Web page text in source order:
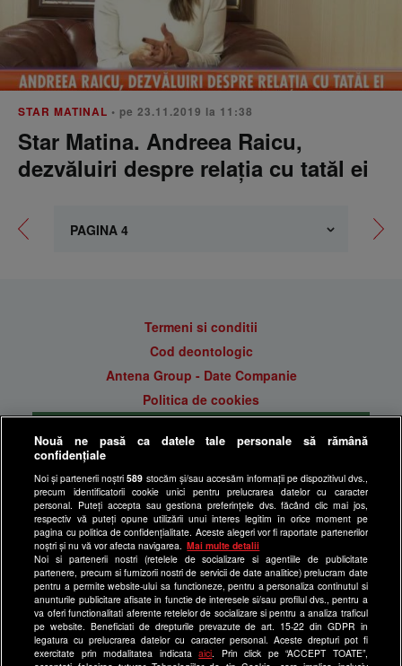
STAR MATINAL • pe 23.11.2019 la 11:38
Star Matina. Andreea Raicu,
dezvăluiri despre relația cu tatăl ei
Termeni si conditii
Cod deontologic
Antena Group - Date Companie
Politica de cookies
Politica de confidentialitate
Anunturi gratuite pe Lajumate.ro
Ultimele Stiri
Program Happy Channel
Echipa editorială
Site-uri Antena Group
a1.ro
antenastars.ro
as.ro
Nouă ne pasă ca datele tale personale să rămână
confidențiale
Noi și partenerii noștri589 stocăm și/sau accesăm informații pe dispozitivul dvs.,
precum identificatorii cookie unici pentru prelucrarea datelor cu caracter
personal. Puteți accepta sau gestiona preferințele dvs. făcând clic mai jos,
respectiv vă puteți opune utilizării unui interes legitim în orice moment pe
pagina cu politica de confidențialitate. Aceste alegeri vor fi raportate partenerilor
noștri și nu vă vor afecta navigarea.
Mai multe detalii
Noi si partenerii nostri (retelele de socializare si agentiile de publicitate
partenere, precum si furnizorii nostri de servicii de date analitice) prelucram date
pentru a permite website-ului sa functioneze, pentru a personaliza continutul si
anunturile publicitare afisate in functie de interesele si/sau profilul dvs., pentru a
va oferi functionalitati aferente retelelor de socializare si pentru a analiza traficul
pe website. Beneficiati de drepturile prevazute de art. 15-22 din GDPR in
legatura cu prelucrarea datelor cu caracter personal. Aceste drepturi pot fi
exercitate prin modalitatea indicataaici . Prin click pe “ACCEPT TOATE”,